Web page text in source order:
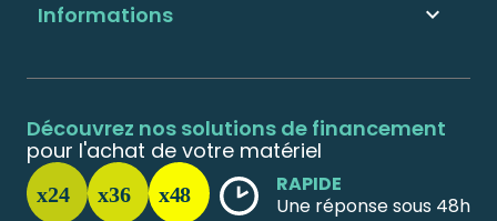
Informations 
Découvrez nos solutions de financement
pour l'achat de votre matériel
RAPIDE
Une réponse sous 48h